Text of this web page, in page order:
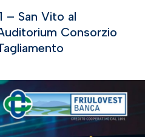
– San Vito al
Consorzio